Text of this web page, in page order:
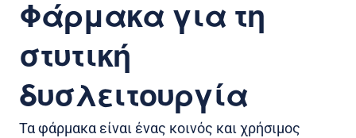
Φάρμακα για τη
στυτική
δυσλειτουργία
Τα φάρμακα είναι ένας κοινός και χρήσιμος